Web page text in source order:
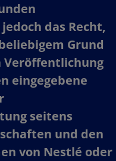
das Recht,
Grund
Veröffentlichung
eingegebene
seitens
und den
von Nestlé oder